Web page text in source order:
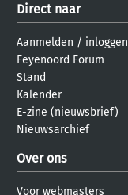
Direct naar
Aanmelden / inloggen
Feyenoord Forum
Stand
Kalender
E-zine (nieuwsbrief)
Nieuwsarchief
Over ons
Voor webmasters